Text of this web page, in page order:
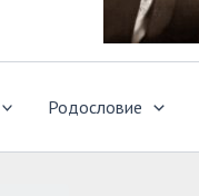
Родословие